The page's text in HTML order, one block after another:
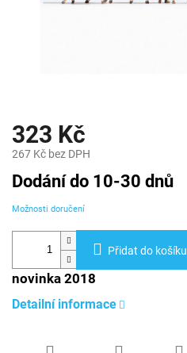
323 Kč
267 Kč bez DPH
Měrná
cena:
Dodání do 10-30 dnů
Možnosti doručení
Přidat do košíku
novinka 2018
Detailní informace